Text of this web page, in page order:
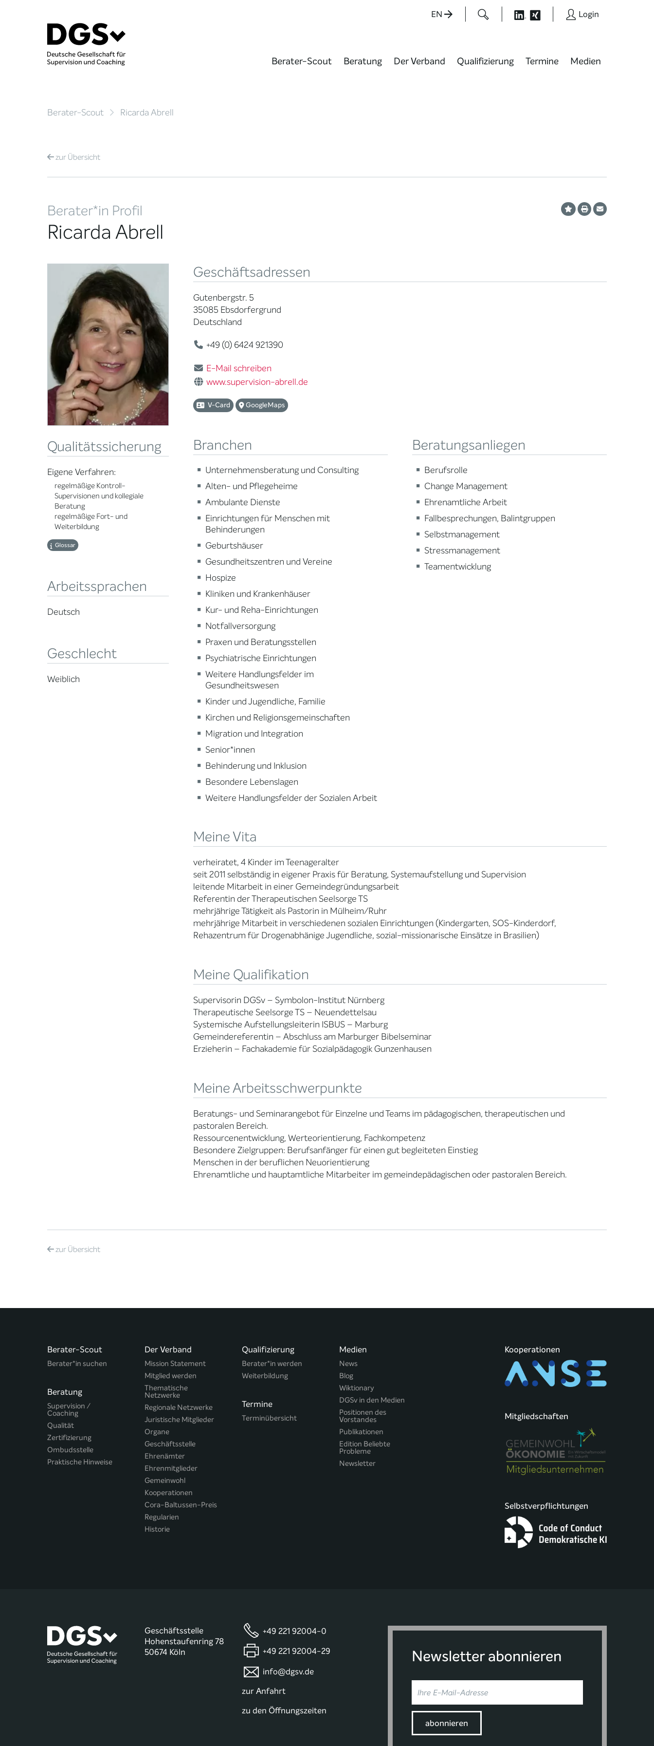
EN Login
Berater-Scout Beratung Der Verband Qualifizierung Termine Medien
Berater-Scout Ricarda Abrell
zurÜbersicht
Berater*in Profil
Ricarda Abrell
Qualitätssicherung
Eigene Verfahren:
regelmäßige Kontroll-
Supervisionen und kollegiale
Beratung
regelmäßige Fort- und
Weiterbildung
Glossar
Arbeitssprachen
Deutsch
Geschlecht
Weiblich
Geschäftsadressen
Gutenbergstr. 5
35085 Ebsdorfergrund
Deutschland
+49 (0) 6424 921390
E-Mail schreiben
www.supervision-abrell.de
V-Card GoogleMaps
Branchen
Unternehmensberatung und Consulting
Alten- und Pflegeheime
Ambulante Dienste
Einrichtungen für Menschen mit
Behinderungen
Geburtshäuser
Gesundheitszentren und Vereine
Hospize
Kliniken und Krankenhäuser
Kur- und Reha-Einrichtungen
Notfallversorgung
Praxen und Beratungsstellen
Psychiatrische Einrichtungen
Weitere Handlungsfelder im
Gesundheitswesen
Kinder und Jugendliche, Familie
Kirchen und Religionsgemeinschaften
Migration und Integration
Senior*innen
Behinderung und Inklusion
Besondere Lebenslagen
Weitere Handlungsfelder der Sozialen Arbeit
Beratungsanliegen
Berufsrolle
Change Management
Ehrenamtliche Arbeit
Fallbesprechungen, Balintgruppen
Selbstmanagement
Stressmanagement
Teamentwicklung
Meine Vita
verheiratet, 4 Kinder im Teenageralter
seit 2011 selbständig in eigener Praxis für Beratung, Systemaufstellung und Supervision
leitende Mitarbeit in einer Gemeindegründungsarbeit
Referentin der Therapeutischen Seelsorge TS
mehrjährige Tätigkeit als Pastorin in Mülheim/Ruhr
mehrjährige Mitarbeit in verschiedenen sozialen Einrichtungen (Kindergarten, SOS-Kinderdorf,
Rehazentrum für Drogenabhänige Jugendliche, sozial-missionarische Einsätze in Brasilien)
Meine Qualifikation
Supervisorin DGSv – Symbolon-Institut Nürnberg
Therapeutische Seelsorge TS – Neuendettelsau
Systemische Aufstellungsleiterin ISBUS – Marburg
Gemeindereferentin – Abschluss am Marburger Bibelseminar
Erzieherin – Fachakademie für Sozialpädagogik Gunzenhausen
Meine Arbeitsschwerpunkte
Beratungs- und Seminarangebot für Einzelne und Teams im pädagogischen, therapeutischen und
pastoralen Bereich.
Ressourcenentwicklung, Werteorientierung, Fachkompetenz
Besondere Zielgruppen: Berufsanfänger für einen gut begleiteten Einstieg
Menschen in der beruflichen Neuorientierung
Ehrenamtliche und hauptamtliche Mitarbeiter im gemeindepädagischen oder pastoralen Bereich.
zurÜbersicht
Berater-Scout
Berater*in suchen
Beratung
Supervision /
Coaching
Qualität
Zertifizierung
Ombudsstelle
Praktische Hinweise
Der Verband
Mission Statement
Mitglied werden
Thematische
Netzwerke
Regionale Netzwerke
Juristische Mitglieder
Organe
Geschäftsstelle
Ehrenämter
Ehrenmitglieder
Gemeinwohl
Kooperationen
Cora-Baltussen-Preis
Regularien
Historie
Qualifizierung
Berater*in werden
Weiterbildung
Termine
Terminübersicht
Medien
News
Blog
Wiktionary
DGSv in den Medien
Positionen des
Vorstandes
Publikationen
Edition Beliebte
Probleme
Newsletter
Kooperationen
Mitgliedschaften
Selbstverpflichtungen
Geschäftsstelle
Hohenstaufenring 78
50674 Köln
+49 221 92004-0
+49 221 92004-29
info@dgsv.de
zur Anfahrt
zu den Öffnungszeiten
Newsletter abonnieren